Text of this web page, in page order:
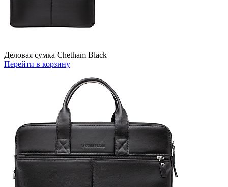
Деловая сумка Chetham Black
Перейти в корзину